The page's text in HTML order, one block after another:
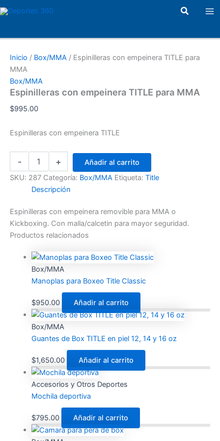
Ir
al
Buscar
Inicio / Box/MMA / Espinilleras con empeinera TITLE para
MMA
Box/MMA
Espinilleras con empeinera TITLE para MMA
$995.00
Espinilleras con empeinera TITLE
-
con
MMA
cantidad
+
Añadir al carrito
SKU: 287 Categoría: Box/MMA Etiqueta: Title
Descripción
Espinilleras con empeinera removible para MMA o
Kickboxing. Con malla/calcetin para mayor seguridad.
Productos relacionados
Box/MMA
Manoplas para Boxeo Title Classic
$950.00 Añadir al carrito
Box/MMA
Guantes de Box TITLE en piel 12, 14 y 16 oz
$1,650.00 Añadir al carrito
Accesorios y Otros Deportes
Mochila deportiva
$795.00 Añadir al carrito